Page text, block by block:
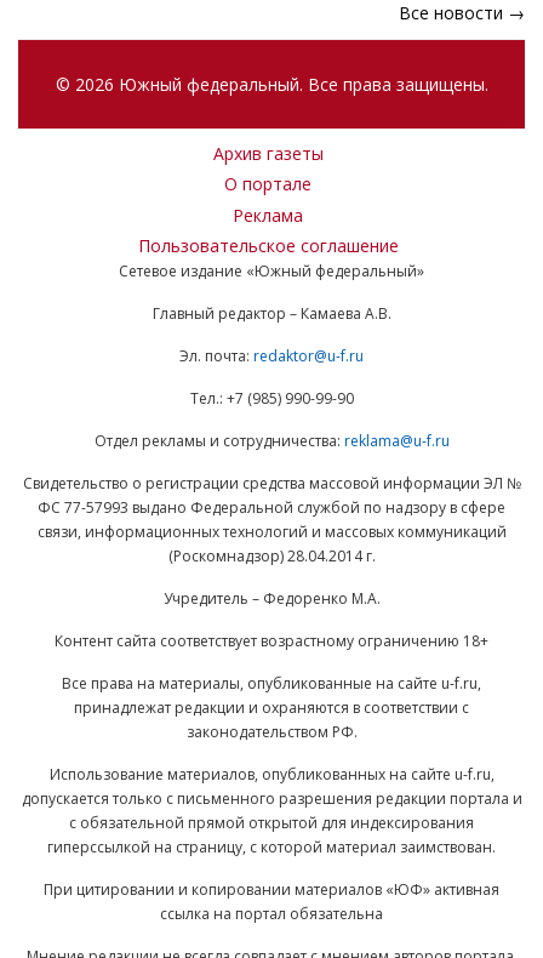
Все новости →
© 2026 Южный федеральный. Все права защищены.
Архив газеты
О портале
Реклама
Пользовательское соглашение
Сетевое издание «Южный федеральный»
Главный редактор – Камаева А.В.
Эл. почта: redaktor@u-f.ru
Тел.: +7 (985) 990-99-90
Отдел рекламы и сотрудничества: reklama@u-f.ru
Свидетельство о регистрации средства массовой информации ЭЛ №
ФС 77-57993 выдано Федеральной службой по надзору в сфере
связи, информационных технологий и массовых коммуникаций
(Роскомнадзор) 28.04.2014 г.
Учредитель – Федоренко М.А.
Контент сайта соответствует возрастному ограничению 18+
Все права на материалы, опубликованные на сайте u-f.ru,
принадлежат редакции и охраняются в соответствии с
законодательством РФ.
Использование материалов, опубликованных на сайте u-f.ru,
допускается только с письменного разрешения редакции портала и
с обязательной прямой открытой для индексирования
гиперссылкой на страницу, с которой материал заимствован.
При цитировании и копировании материалов «ЮФ» активная
ссылка на портал обязательна